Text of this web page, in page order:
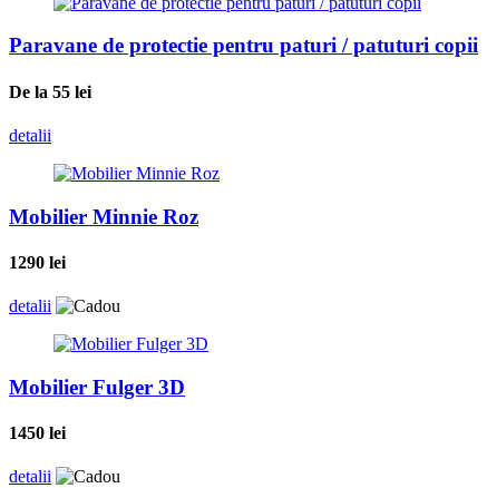
Paravane de protectie pentru paturi / patuturi copii
De la 55 lei
detalii
Mobilier Minnie Roz
1290 lei
detalii
Mobilier Fulger 3D
1450 lei
detalii